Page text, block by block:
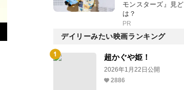
モンスターズ』見
は？
PR
デイリーみたい映画ランキング
超かぐや姫！
2026年1月22日公開
2886